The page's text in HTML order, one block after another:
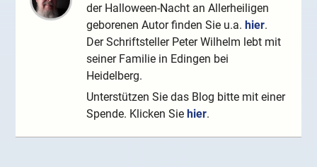
der Halloween-Nacht an Allerheiligen
geborenen Autor finden Sie u.a.hier.
Der Schriftsteller Peter Wilhelm lebt mit
seiner Familie in Edingen bei
Heidelberg.
Unterstützen Sie das Blog bitte mit einer
Spende. Klicken Siehier.